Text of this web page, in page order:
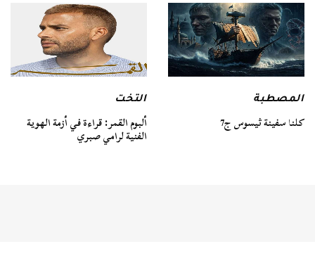
المصطبة
كلنا سفينة ثيسوس ج7
التخت
ألبوم القمر: قراءة في أزمة الهوية
الفنية لرامي صبري